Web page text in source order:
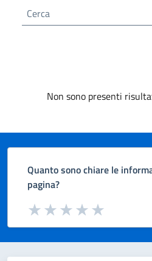
Cerca nel sito
Non sono presenti
Quanto sono chiare le
pagina?
Valuta da 1 a 5 stelle la pagina
Valuta 5
Valuta 4 stelle su
Valuta 3 stelle su 5
Valuta 2 stelle su 5
Valuta 1 stelle su 5